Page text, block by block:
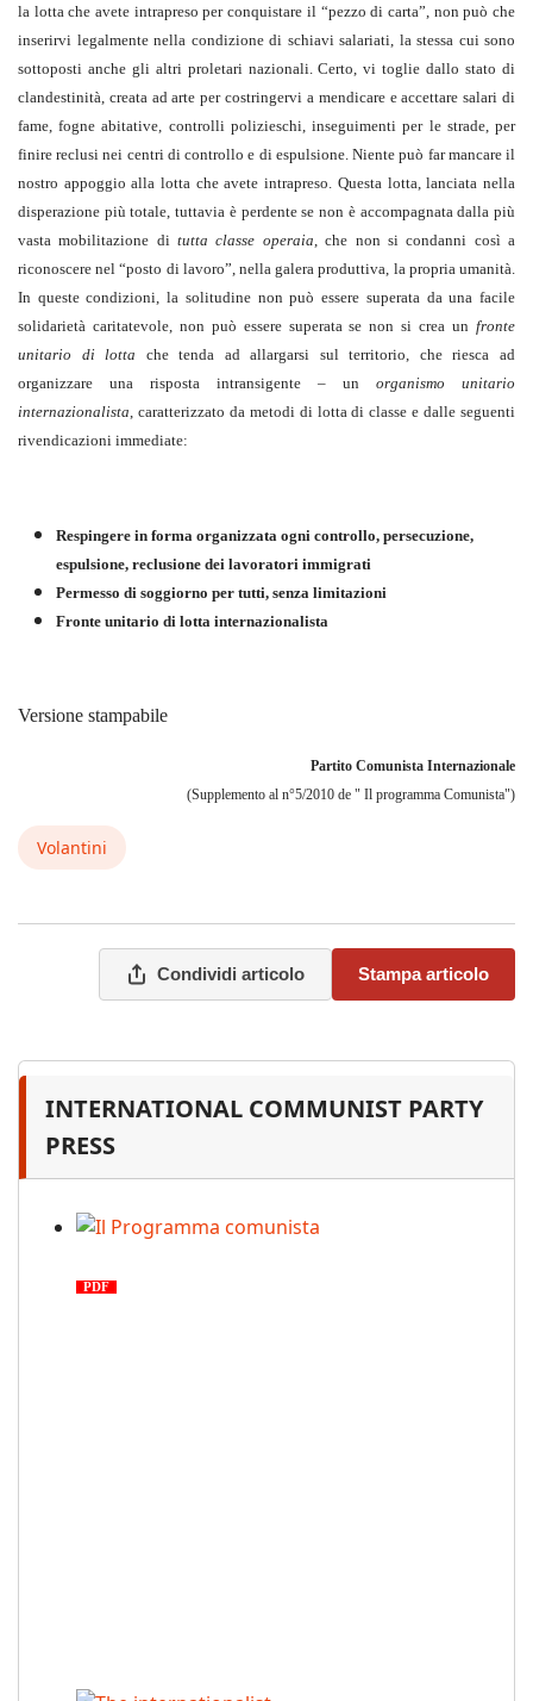
la lotta che avete intrapreso per conquistare il “pezzo di carta”, non può che
inserirvi legalmente nella condizione di schiavi salariati, la stessa cui sono
sottoposti anche gli altri proletari nazionali. Certo, vi toglie dallo stato di
clandestinità, creata ad arte per costringervi a mendicare e accettare salari di
fame, fogne abitative, controlli polizieschi, inseguimenti per le strade, per
finire reclusi nei centri di controllo e di espulsione. Niente può far mancare il
nostro appoggio alla lotta che avete intrapreso. Questa lotta, lanciata nella
disperazione più totale, tuttavia è perdente se non è accompagnata dalla più
vasta mobilitazione ditutta classe operaia, che non si condanni così a
riconoscere nel “posto di lavoro”, nella galera produttiva, la propria umanità.
In queste condizioni, la solitudine non può essere superata da una facile
solidarietà caritatevole, non può essere superata se non si crea un fronte
unitario di lotta che tenda ad allargarsi sul territorio, che riesca ad
organizzare una risposta intransigente – un organismo unitario
internazionalista, caratterizzato da metodi di lotta di classe e dalle seguenti
rivendicazioni immediate:
Respingere in forma organizzata ogni controllo, persecuzione,
espulsione, reclusione dei lavoratori immigrati
Permesso di soggiorno per tutti, senza limitazioni
Fronte unitario di lotta internazionalista
Versione stampabile
Partito Comunista Internazionale
(Supplemento al n°5/2010 de " Il programma Comunista")
Volantini
Condividi articolo Stampa articolo
INTERNATIONAL COMMUNIST PARTY
PRESS
PDF